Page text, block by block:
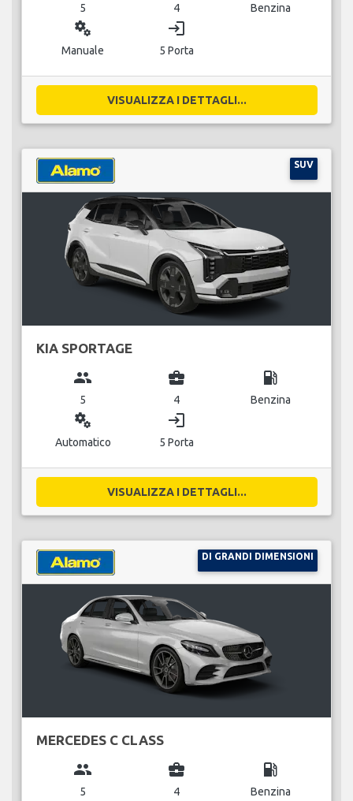
5 4 Benzina
miscellaneous_services
Manuale
login
5 Porta
VISUALIZZA I DETTAGLI...
SUV
KIA SPORTAGE
group
5
business_center
4
local_gas_station
Benzina
miscellaneous_services
Automatico
login
5 Porta
VISUALIZZA I DETTAGLI...
DI GRANDI DIMENSIONI
MERCEDES C CLASS
group
5
business_center
4
local_gas_station
Benzina